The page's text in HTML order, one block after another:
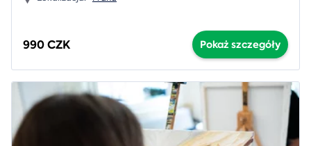
990 CZK Pokaż szczegóły